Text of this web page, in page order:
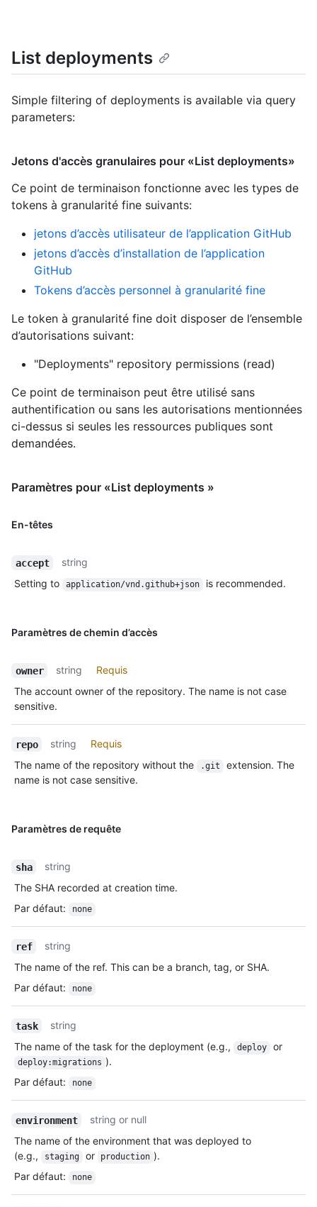
List deployments
Simple filtering of deployments is available via query
parameters:
Jetons d'accès granulaires pour «List deployments»
Ce point de terminaison fonctionne avec les types de
tokens à granularité fine suivants:
jetons d’accès utilisateur de l’application GitHub
jetons d’accès d’installation de l’application
GitHub
Tokens d’accès personnel à granularité fine
Le token à granularité fine doit disposer de l’ensemble
d’autorisations suivant:
"Deployments" repository permissions (read)
Ce point de terminaison peut être utilisé sans
authentification ou sans les autorisations mentionnées
ci-dessus si seules les ressources publiques sont
demandées.
Paramètres pour «List deployments »
En-têtes
accept
string
Setting to
application/vnd.github+json is recommended.
Paramètres de chemin d’accès
owner string
Requis
The account owner of the repository. The name is not case
sensitive.
repo string
Requis
The name of the repository without the
.git
extension. The
name is not case sensitive.
Paramètres de requête
sha
string
The SHA recorded at creation time.
Par défaut: none
ref
string
The name of the ref. This can be a branch, tag, or SHA.
Par défaut: none
task
string
The name of the task for the deployment (e.g.,
deploy or
deploy:migrations ).
Par défaut: none
environment
string or null
The name of the environment that was deployed to
(e.g.,
staging or production ).
Par défaut: none